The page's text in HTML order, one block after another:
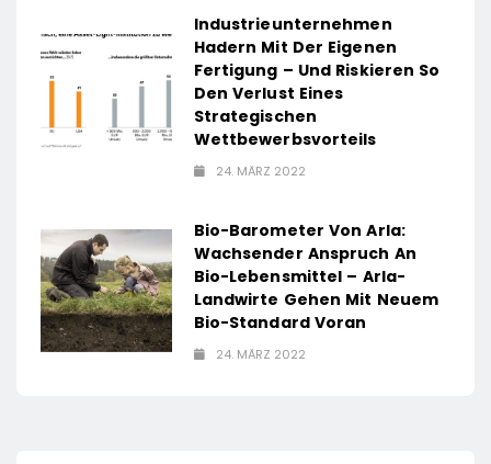
Industrieunternehmen
Hadern Mit Der Eigenen
Fertigung – Und Riskieren So
Den Verlust Eines
Strategischen
Wettbewerbsvorteils
24. MÄRZ 2022
Bio-Barometer Von Arla:
Wachsender Anspruch An
Bio-Lebensmittel – Arla-
Landwirte Gehen Mit Neuem
Bio-Standard Voran
24. MÄRZ 2022